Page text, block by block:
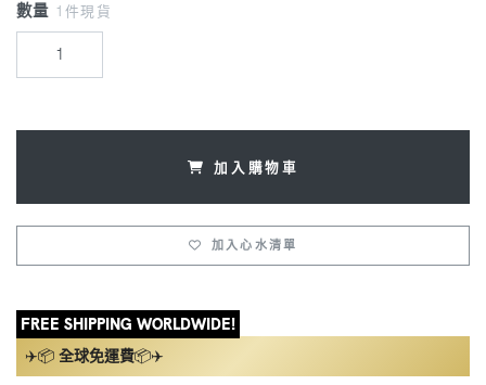
數量 1件現貨
加入購物車
加入心水清單
FREE SHIPPING WORLDWIDE!
✈️📦 全球免運費📦✈️